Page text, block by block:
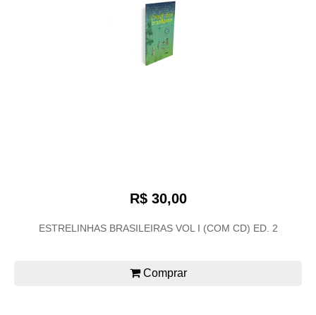
R$ 30,00
ESTRELINHAS BRASILEIRAS VOL I (COM CD) ED. 2
Comprar